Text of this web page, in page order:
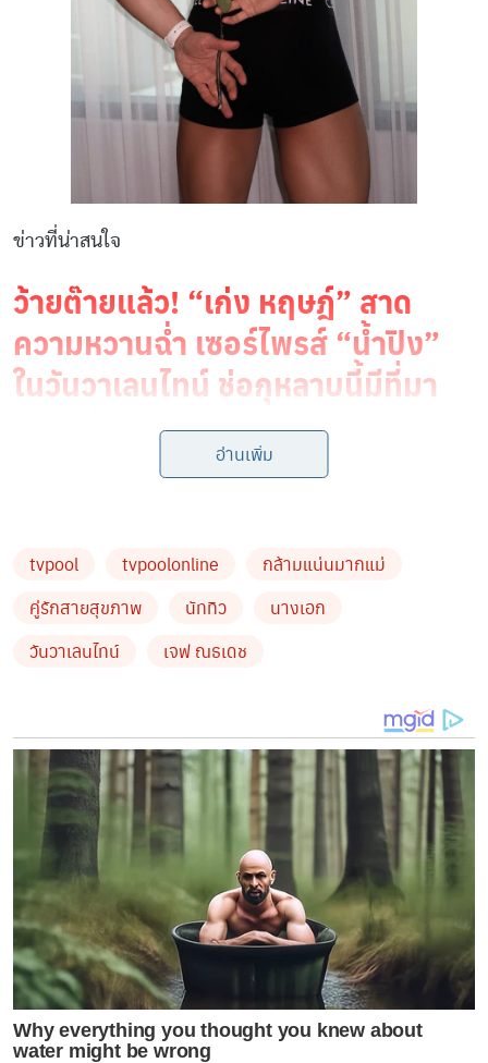
ข่าวที่น่าสนใจ
ว้ายต๊ายแล้ว! “เก่ง หฤษฎ์” สาด
ความหวานฉ่ำ เซอร์ไพรส์ “น้ำปิง”
ในวันวาเลนไทน์ ช่อกุหลาบนี้มีที่มา
อ่านแล้วเขินตัวบิด!
“ซี-นุนิว” ฉลองวาเลนไทน์หวานหยด
ขวัญแบรนด์หรู
อ่านเพิ่ม
tvpool tvpoolonline
กล้ามแน่นมากแม่
คู่รักสายสุขภาพ
นัททิว
นางเอก
วันวาเลนไทน์
เจฟ ณธเดช
Why everything you thought you knew about
water might be wrong